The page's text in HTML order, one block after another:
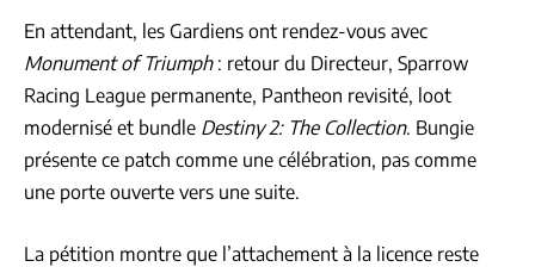
En attendant, les Gardiens ont rendez-vous avec
Monument of Triumph: retour du Directeur, Sparrow
Racing League permanente, Pantheon revisité, loot
modernisé et bundle Destiny 2: The Collection. Bungie
présente ce patch comme une célébration, pas comme
une porte ouverte vers une suite.
La pétition montre que l’attachement à la licence reste